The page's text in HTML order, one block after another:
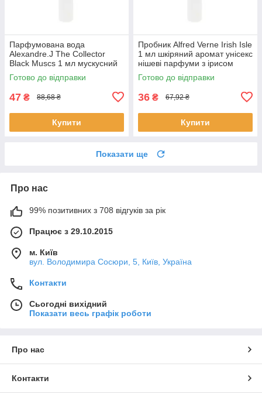
Парфумована вода
Alexandre.J The Collector
Black Muscs 1 мл мускусний
деревний унісекс нішевий
аромат
Готово до відправки
47 ₴ 88,68 ₴
Купити
Пробник Alfred Verne Irish Isle
1 мл шкіряний аромат унісекс
нішеві парфуми з ірисом
Альфред Верн розпив
Готово до відправки
36 ₴ 67,92 ₴
Купити
Показати ще
Про нас
99% позитивних з 708 відгуків за рік
Працює з 29.10.2015
м. Київ
вул. Володимира Сосюри, 5, Київ, Україна
Контакти
Сьогодні вихідний
Показати весь графік роботи
Про нас
Контакти